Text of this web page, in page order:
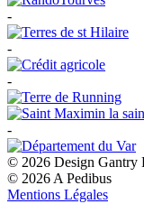
-
-
-
-
© 2026 Design Gantry
© 2026 A Pedibus
Mentions Légales